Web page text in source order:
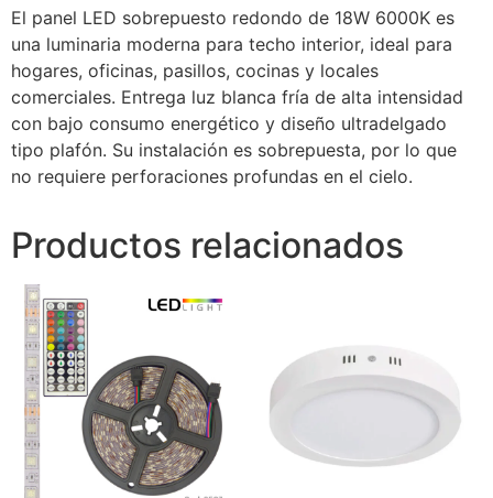
El panel LED sobrepuesto redondo de 18W 6000K es
una luminaria moderna para techo interior, ideal para
hogares, oficinas, pasillos, cocinas y locales
comerciales. Entrega luz blanca fría de alta intensidad
con bajo consumo energético y diseño ultradelgado
tipo plafón. Su instalación es sobrepuesta, por lo que
no requiere perforaciones profundas en el cielo.
Productos relacionados